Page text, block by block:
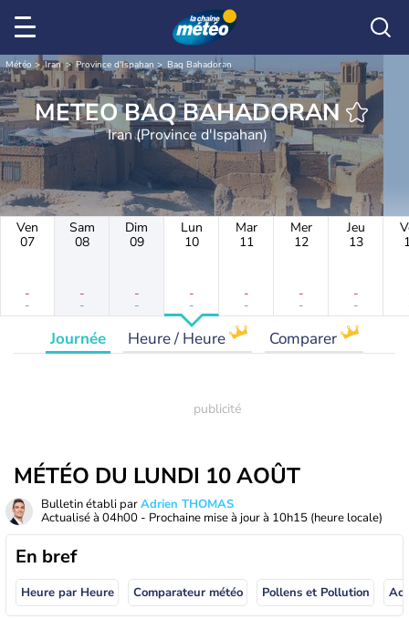
Météo Iran Province d'Ispahan Baq Bahadoran
METEO BAQ BAHADORAN
Iran (Province d'Ispahan)
Ven
07
-
-
Sam
08
-
-
Dim
09
-
-
Lun
10
-
-
Mar
11
-
-
Mer
12
-
-
Jeu
13
-
-
Journée Heure / Heure Comparer
MÉTÉO DU LUNDI 10 AOÛT
Bulletin établi parAdrien THOMAS
Actualisé à 04h00 - Prochaine mise à jour à 10h15 (heure locale)
En bref
Heure par Heure Comparateur météo Pollens et Pollution